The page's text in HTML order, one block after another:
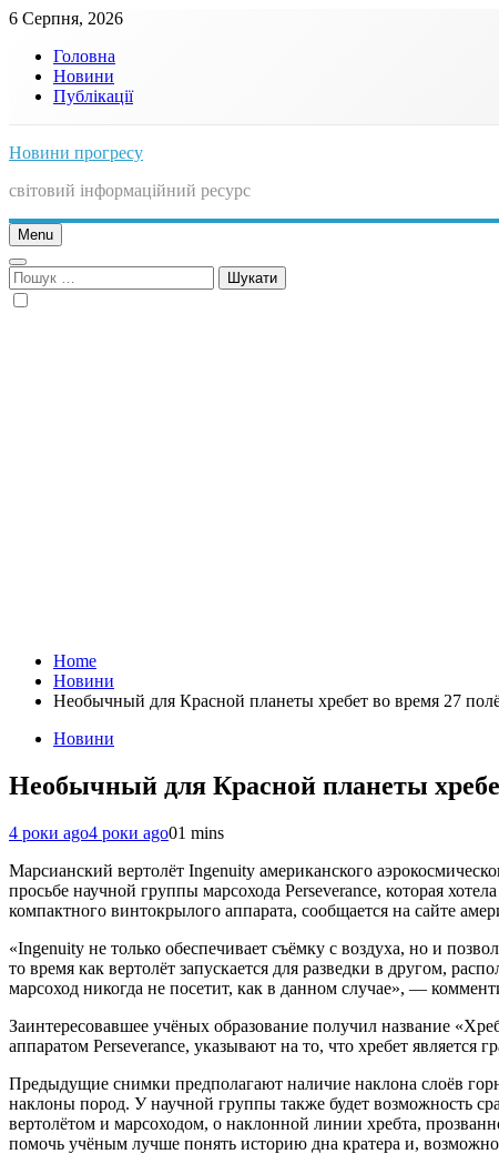
Skip
content
6 Серпня, 2026
Головна
Новини
Публікації
Новини прогресу
світовий інформаційний ресурс
Menu
Пошук:
Home
Новини
Необычный для Красной планеты хребет во время 27
Новини
Необычный для Красной планеты
4 роки ago4 роки ago01 mins
Марсианский вертолёт Ingenuity американского
просьбе научной группы марсохода Perseverance, которая
компактного винтокрылого аппарата, сообщается на сайте
«Ingenuity не только обеспечивает съёмку с воздуха, но и
то время как вертолёт запускается для разведки в другом,
марсоход никогда не посетит, как в данном случае», —
Заинтересовавшее учёных образование получил название
аппаратом Perseverance, указывают на то, что хребет
Предыдущие снимки предполагают наличие наклона слоёв
наклоны пород. У научной группы также будет возможность
вертолётом и марсоходом, о наклонной линии хребта,
помочь учёным лучше понять историю дна кратера и,